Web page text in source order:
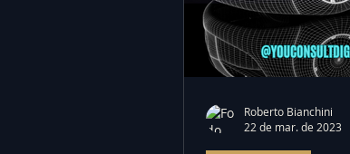
Roberto Bianchini
22 de mar. de 2023